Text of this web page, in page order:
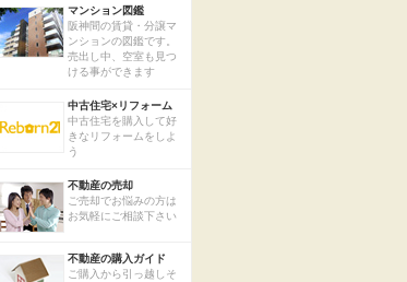
マンション図鑑
阪神間の賃貸・分譲マ
ンションの図鑑です。
売出し中、空室も見つ
ける事ができます
中古住宅×リフォーム
中古住宅を購入して好
きなリフォームをしよ
う
不動産の売却
ご売却でお悩みの方は
お気軽にご相談下さい
不動産の購入ガイド
ご購入から引っ越しそ